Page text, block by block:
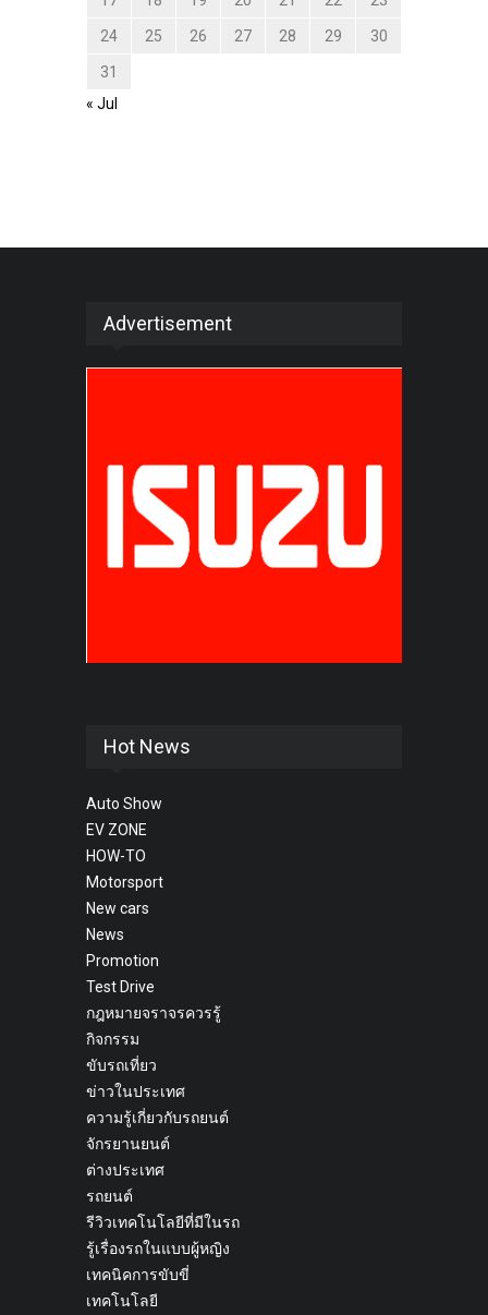
24 25 26 27 28 29 30
31
« Jul
Advertisement
Hot News
Auto Show
EV ZONE
HOW-TO
Motorsport
New cars
News
Promotion
Test Drive
กฎหมายจราจรควรรู้
กิจกรรม
ขับรถเที่ยว
ข่าวในประเทศ
ความรู้เกี่ยวกับรถยนต์
จักรยานยนต์
ต่างประเทศ
รถยนต์
รีวิวเทคโนโลยีที่มีในรถ
รู้เรื่องรถในแบบผู้หญิง
เทคนิคการขับขี่
เทคโนโลยี